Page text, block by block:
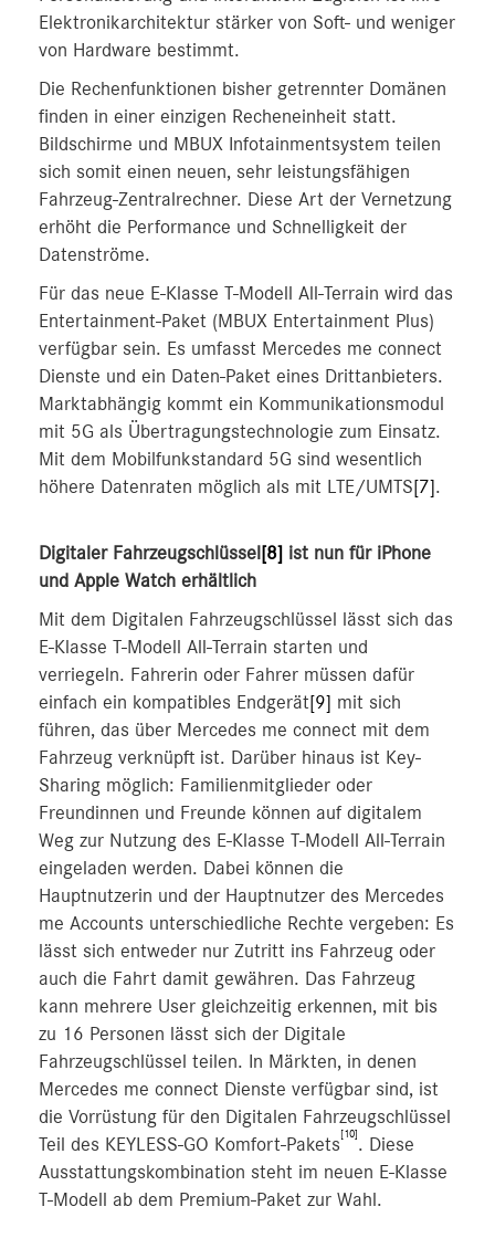
Elektronikarchitektur stärker von Soft- und weniger
von Hardware bestimmt.
Die Rechenfunktionen bisher getrennter Domänen
finden in einer einzigen Recheneinheit statt.
Bildschirme und MBUX Infotainmentsystem teilen
sich somit einen neuen, sehr leistungsfähigen
Fahrzeug-Zentralrechner. Diese Art der Vernetzung
erhöht die Performance und Schnelligkeit der
Datenströme.
Für das neue E-Klasse T-Modell All-Terrain wird das
Entertainment-Paket (MBUX Entertainment Plus)
verfügbar sein. Es umfasst Mercedes me connect
Dienste und ein Daten-Paket eines Drittanbieters.
Marktabhängig kommt ein Kommunikationsmodul
mit 5G als Übertragungstechnologie zum Einsatz.
Mit dem Mobilfunkstandard 5G sind wesentlich
höhere Datenraten möglich als mit LTE/UMTS[7].
Digitaler Fahrzeugschlüssel [8] ist nun für iPhone
und Apple Watch erhältlich
Mit dem Digitalen Fahrzeugschlüssel lässt sich das
E-Klasse T-Modell All-Terrain starten und
verriegeln. Fahrerin oder Fahrer müssen dafür
einfach ein kompatibles Endgerät[9] mit sich
führen, das über Mercedes me connect mit dem
Fahrzeug verknüpft ist. Darüber hinaus ist Key-
Sharing möglich: Familienmitglieder oder
Freundinnen und Freunde können auf digitalem
Weg zur Nutzung des E‑Klasse T‑Modell All-Terrain
eingeladen werden. Dabei können die
Hauptnutzerin und der Hauptnutzer des Mercedes
me Accounts unterschiedliche Rechte vergeben: Es
lässt sich entweder nur Zutritt ins Fahrzeug oder
auch die Fahrt damit gewähren. Das Fahrzeug
kann mehrere User gleichzeitig erkennen, mit bis
zu 16 Personen lässt sich der Digitale
Fahrzeugschlüssel teilen. In Märkten, in denen
Mercedes me connect Dienste verfügbar sind, ist
die Vorrüstung für den Digitalen Fahrzeugschlüssel
Teil des KEYLESS-GO Komfort-Pakets
[10]
. Diese
Ausstattungskombination steht im neuen E-Klasse
T-Modell ab dem Premium-Paket zur Wahl.